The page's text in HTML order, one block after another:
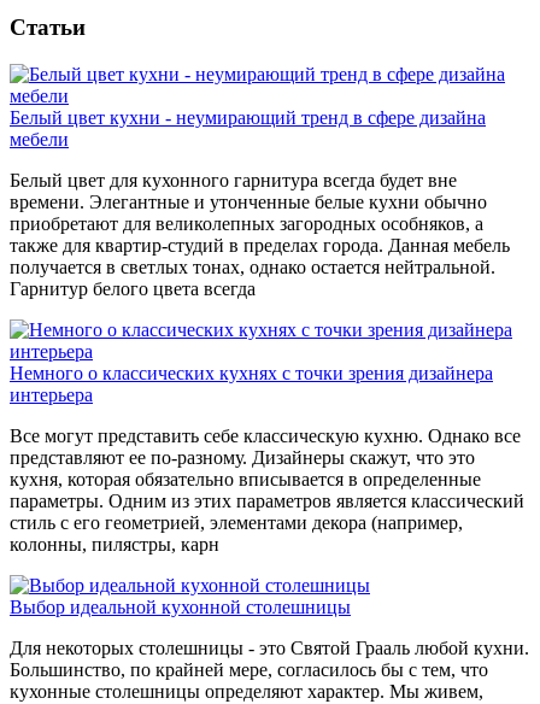
Статьи
Белый цвет кухни - неумирающий тренд в сфере дизайна
мебели
Белый цвет для кухонного гарнитура всегда будет вне
времени. Элегантные и утонченные белые кухни обычно
приобретают для великолепных загородных особняков, а
также для квартир-студий в пределах города. Данная мебель
получается в светлых тонах, однако остается нейтральной.
Гарнитур белого цвета всегда
Немного о классических кухнях с точки зрения дизайнера
интерьера
Все могут представить себе классическую кухню. Однако все
представляют ее по-разному. Дизайнеры скажут, что это
кухня, которая обязательно вписывается в определенные
параметры. Одним из этих параметров является классический
стиль с его геометрией, элементами декора (например,
колонны, пилястры, карн
Выбор идеальной кухонной столешницы
Для некоторых столешницы - это Святой Грааль любой кухни.
Большинство, по крайней мере, согласилось бы с тем, что
кухонные столешницы определяют характер. Мы живем,